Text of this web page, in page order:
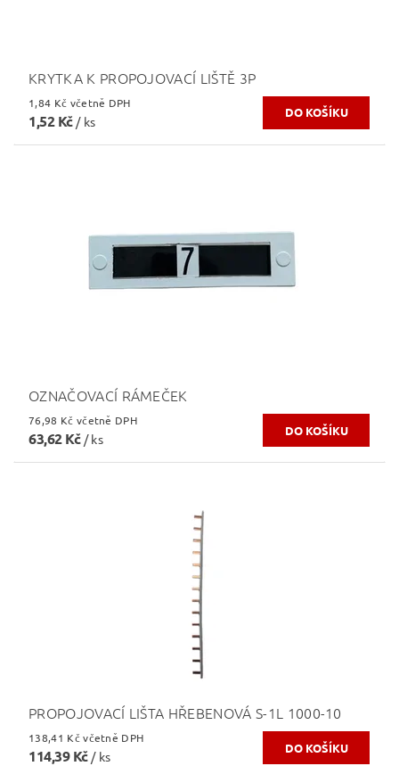
KRYTKA K PROPOJOVACÍ LIŠTĚ 3P
1,84 Kč včetně DPH
1,52 Kč / ks
OZNAČOVACÍ RÁMEČEK
76,98 Kč včetně DPH
63,62 Kč / ks
PROPOJOVACÍ LIŠTA HŘEBENOVÁ S-1L 1000-10
138,41 Kč včetně DPH
114,39 Kč / ks